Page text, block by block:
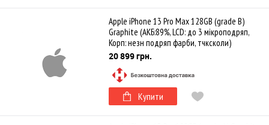
Apple iPhone 13 Pro Max 128GB (grade B)
Graphite (АКБ:89%, LCD: до 3 мікроподряп,
Корп: незн подряп фарби, тчксколи)
20 899 грн.
Купити